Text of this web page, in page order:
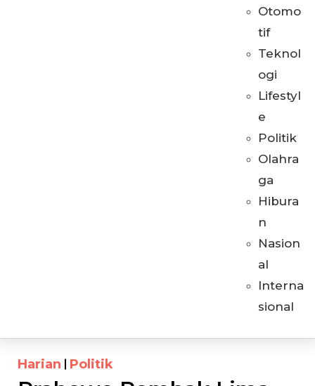
Otomo
tif
Teknol
ogi
Lifestyl
e
Politik
Olahra
ga
Hibura
n
Nasion
al
Interna
sional
Harian Politik